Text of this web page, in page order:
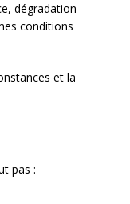
dégradation
conditions
et la
pas :